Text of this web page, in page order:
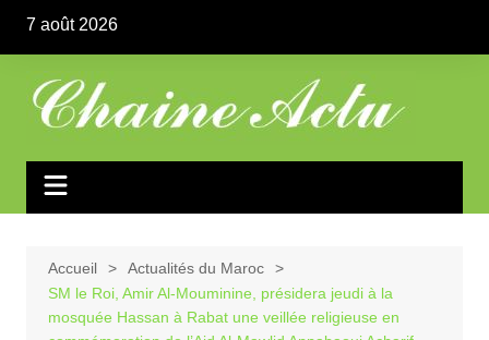
contenu
7 août 2026
Accueil
Actualités du Maroc
SM le Roi, Amir Al-Mouminine, présidera jeudi à la
mosquée Hassan à Rabat une veillée religieuse en